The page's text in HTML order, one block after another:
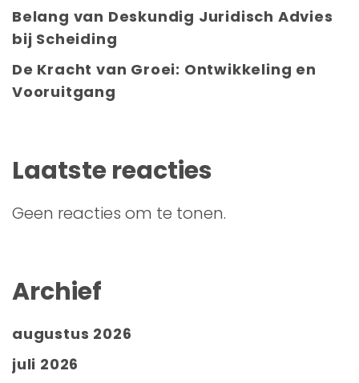
Belang van Deskundig Juridisch Advies
bij Scheiding
De Kracht van Groei: Ontwikkeling en
Vooruitgang
Laatste reacties
Geen reacties om te tonen.
Archief
augustus 2026
juli 2026